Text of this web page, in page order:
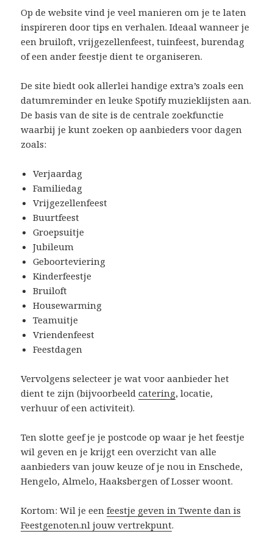
Op de website vind je veel manieren om je te laten
inspireren door tips en verhalen. Ideaal wanneer je
een bruiloft, vrijgezellenfeest, tuinfeest, burendag
of een ander feestje dient te organiseren.
De site biedt ook allerlei handige extra’s zoals een
datumreminder en leuke Spotify muzieklijsten aan.
De basis van de site is de centrale zoekfunctie
waarbij je kunt zoeken op aanbieders voor dagen
zoals:
Verjaardag
Familiedag
Vrijgezellenfeest
Buurtfeest
Groepsuitje
Jubileum
Geboorteviering
Kinderfeestje
Bruiloft
Housewarming
Teamuitje
Vriendenfeest
Feestdagen
Vervolgens selecteer je wat voor aanbieder het
dient te zijn (bijvoorbeeldcatering, locatie,
verhuur of een activiteit).
Ten slotte geef je je postcode op waar je het feestje
wil geven en je krijgt een overzicht van alle
aanbieders van jouw keuze of je nou in Enschede,
Hengelo, Almelo, Haaksbergen of Losser woont.
Kortom: Wil je eenfeestje geven in Twente dan is
Feestgenoten.nl jouw vertrekpunt.